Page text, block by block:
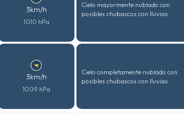
3km/h
1010 hPa
Cielo mayormente nublado con
posibles chubascos con lluvias
3km/h
1009 hPa
Cielo completamente nublado con
posibles chubascos con lluvias